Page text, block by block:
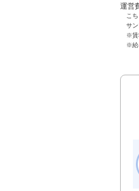
運営
こ
サ
※賃
※給